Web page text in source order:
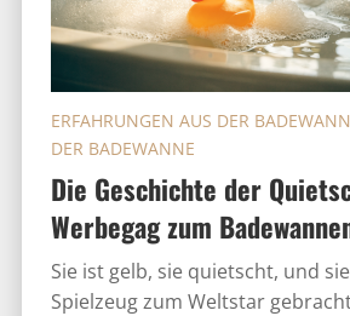
Die Geschichte der
Werbegag zum
ERFAHRUNGEN AUS DER
DER BADEWANNE
Sie ist gelb, sie quietscht, und
Spielzeug zum Weltstar